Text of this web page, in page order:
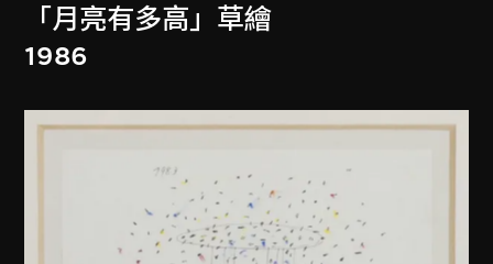
「月亮有多高」草繪
1986